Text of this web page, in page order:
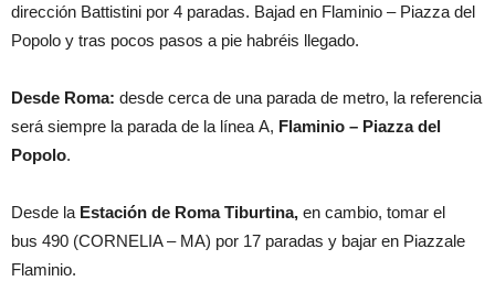
dirección Battistini por 4 paradas. Bajad en Flaminio – Piazza del
Popolo y tras pocos pasos a pie habréis llegado.
Desde Roma: desde cerca de una parada de metro, la referencia
será siempre la parada de la línea A, Flaminio – Piazza del
Popolo.
Desde la Estación de Roma Tiburtina, en cambio, tomar el
bus 490 (CORNELIA – MA) por 17 paradas y bajar en Piazzale
Flaminio.